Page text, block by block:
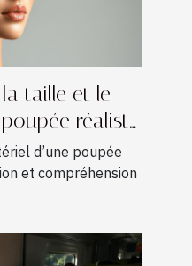
taille et le
réaliste
d’une poupée
et compréhension